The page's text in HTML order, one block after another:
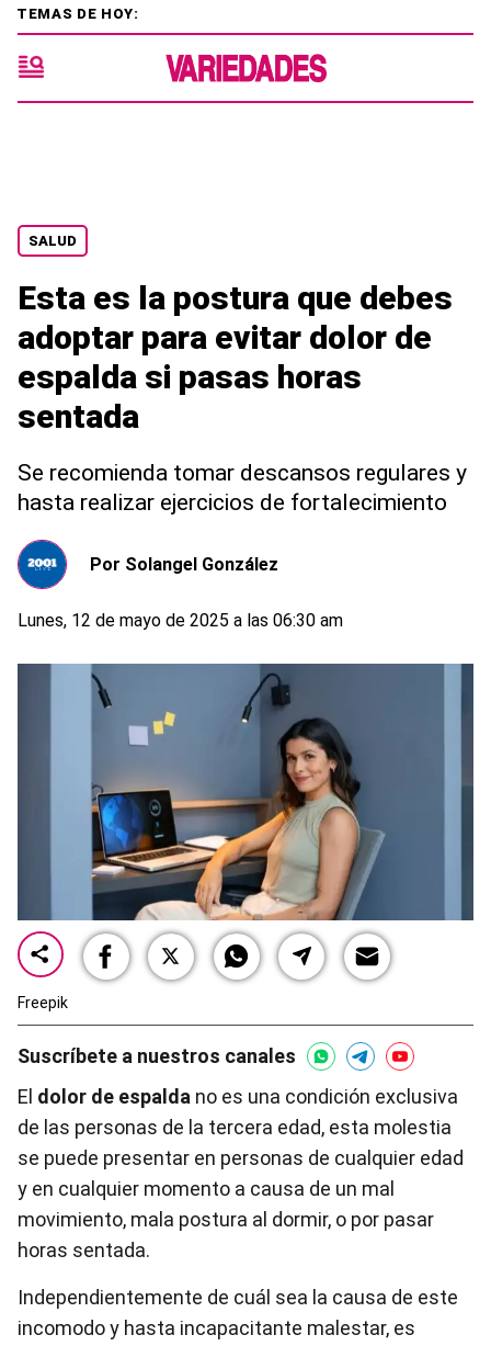
SALUD
Esta es la postura que debes
adoptar para evitar dolor de
espalda si pasas horas
sentada
Se recomienda tomar descansos regulares y
hasta realizar ejercicios de fortalecimiento
Por Solangel González
Lunes, 12 de mayo de 2025 a las 06:30 am
Freepik
Suscríbete a nuestros canales
El dolor de espalda no es una condición exclusiva
de las personas de la tercera edad, esta molestia
se puede presentar en personas de cualquier edad
y en cualquier momento a causa de un mal
movimiento, mala postura al dormir, o por pasar
horas sentada.
Independientemente de cuál sea la causa de este
incomodo y hasta incapacitante malestar, es
TEMAS DE HOY: